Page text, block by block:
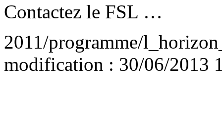
Contactez le FSL …
2011/programme/
modification : 30/06/2013